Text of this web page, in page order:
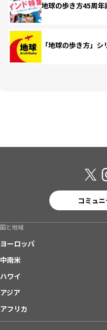
地球の歩き方45周年
「地球の歩き方」
コミュ
国と地域
ヨーロッパ
中南米
ハワイ
アジア
アフリカ